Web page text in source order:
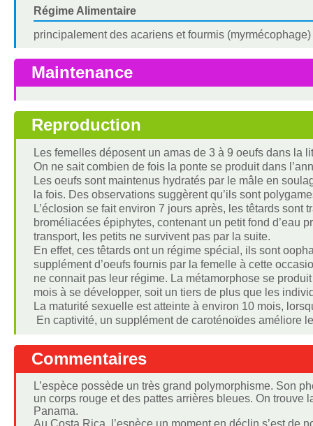
Régime Alimentaire
principalement des acariens et fourmis (myrmécophage)
Maintenance
Reproduction
Les femelles déposent un amas de 3 à 9 oeufs dans la
On ne sait combien de fois la ponte se produit dans
Les oeufs sont maintenus hydratés par le mâle en
la fois. Des observations suggèrent qu’ils sont
L’éclosion se fait environ 7 jours après, les têtards
broméliacées épiphytes, contenant un petit fond d’eau
transport, les petits ne survivent pas par la suite.
En effet, ces têtards ont un régime spécial, ils sont
supplément d’oeufs fournis par la femelle à cette
ne connait pas leur régime. La métamorphose se
mois à se développer, soit un tiers de plus que les
La maturité sexuelle est atteinte à environ 10 mois,
En captivité, un supplément de caroténoïdes améliore
Commentaires
L’espèce possède un très grand polymorphisme. Son
un corps rouge et des pattes arrières bleues. On
Panama.
Au Costa Rica, l’espèce un moment en déclin s’est